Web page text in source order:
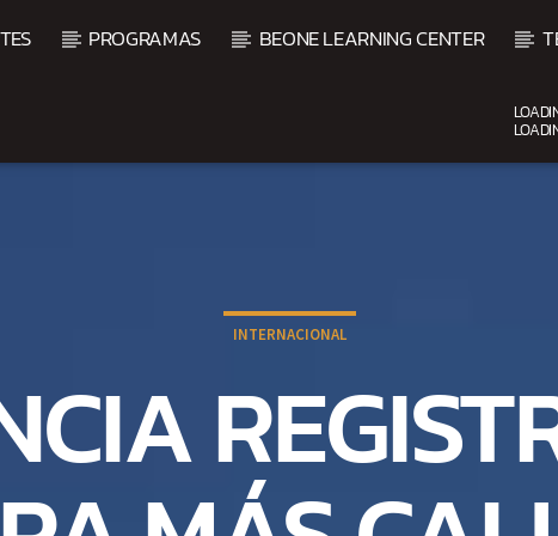
PROGRAMAS BEONE LEARNING CENTER
INTERNACIONAL